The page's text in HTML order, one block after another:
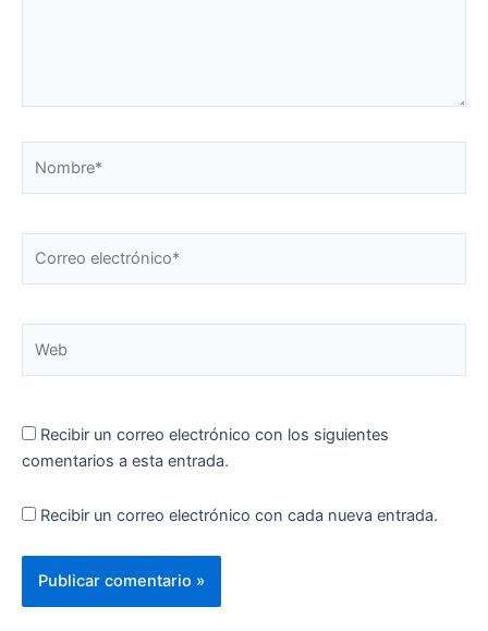
Recibir un correo electrónico con los siguientes
comentarios a esta entrada.
Recibir un correo electrónico con cada nueva entrada.